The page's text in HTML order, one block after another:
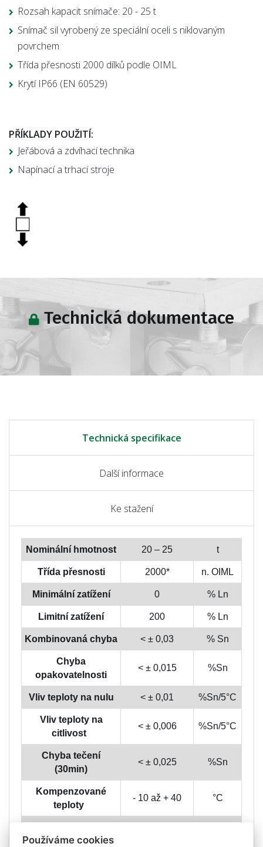
Rozsah kapacit snímače: 20 - 25 t
Snímač sil vyrobený ze speciální oceli s niklovaným
povrchem
Třída přesnosti 2000 dílků podle OIML
Krytí IP66 (EN 60529)
PŘÍKLADY POUŽITÍ:
Jeřábová a zdvíhací technika
Napínací a trhací stroje
Technická dokumentace
Technická specifikace
Další informace
Ke stažení
Nominální hmotnost 20 – 25 t
Třída přesnosti 2000* n. OIML
Minimální zatížení 0 % Ln
Limitní zatížení 200 % Ln
Kombinovaná chyba < ± 0,03 % Sn
Chyba
opakovatelnosti
< ± 0,015 %Sn
Vliv teploty na nulu < ± 0,01 %Sn/5°C
Vliv teploty na
citlivost
< ± 0,006 %Sn/5°C
Chyba tečení
(30min)
< ± 0,025 %Sn
Kompenzované
teploty
- 10 až + 40 °C
Používáme cookies